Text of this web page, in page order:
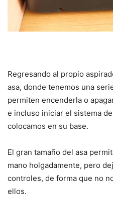
Regresando al propio
asa, donde tenemos una
permiten encenderla o
e incluso iniciar el sistema
colocamos en su base.
El gran tamaño del asa
mano holgadamente, pero
controles, de forma que no
ellos.